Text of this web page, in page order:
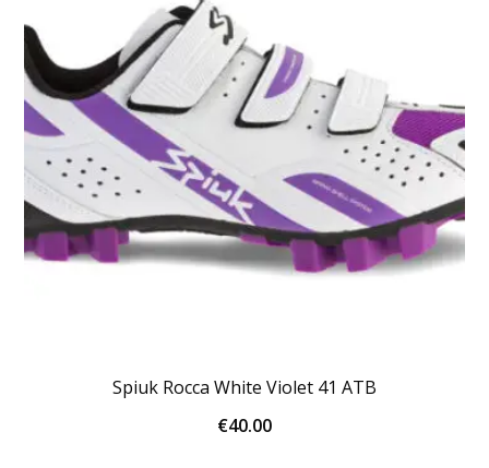
Spiuk Rocca White Violet 41 ATB
€40.00